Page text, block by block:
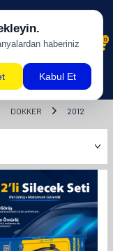
!
0
DOKKER 2012